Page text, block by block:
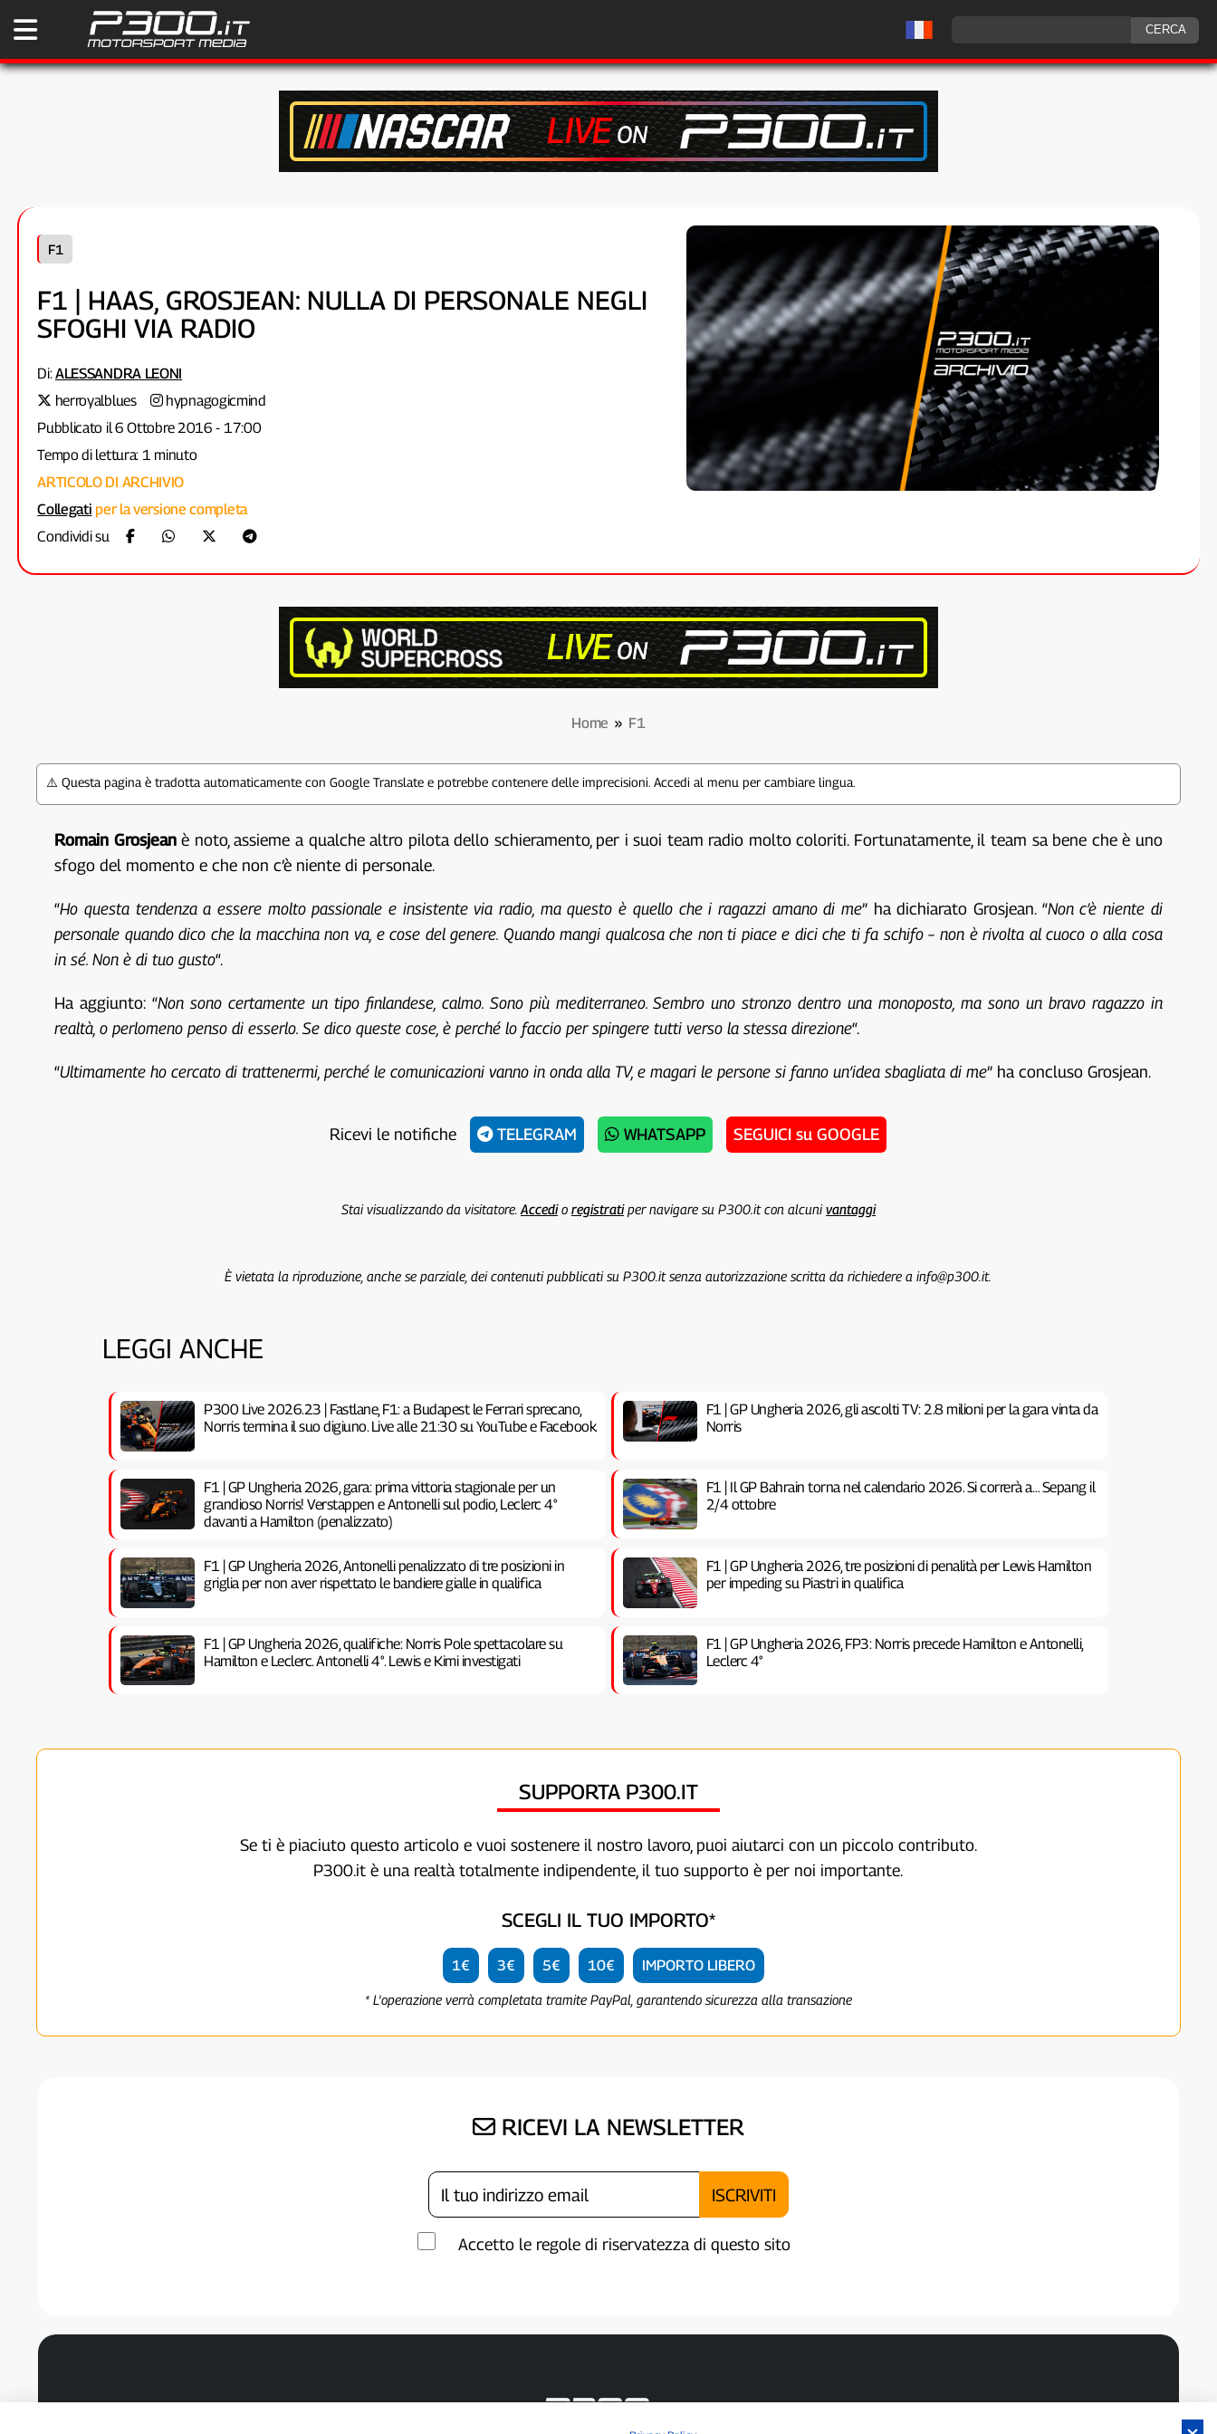
F1
F1 | HAAS, GROSJEAN: NULLA DI PERSONALE NEGLI
SFOGHI VIA RADIO
Di:ALESSANDRA LEONI
herroyalblues
hypnagogicmind
Pubblicato il 6 Ottobre 2016 - 17:00
Tempo di lettura: 1 minuto
ARTICOLO DI ARCHIVIO
Collegati per la versione completa
Condividi su
Home » F1
⚠️ Questa pagina è tradotta automaticamente con Google Translate e potrebbe contenere delle imprecisioni. Accedi al menu per cambiare lingua.
Romain Grosjeanè noto, assieme a qualche altro pilota dello schieramento, per i suoi team radio molto coloriti. Fortunatamente, il team sa bene che è uno
sfogo del momento e che non c’è niente di personale.
“Ho questa tendenza a essere molto passionale e insistente via radio, ma questo è quello che i ragazzi amano di me” ha dichiarato Grosjean. “Non c’è niente di
personale quando dico che la macchina non va, e cose del genere. Quando mangi qualcosa che non ti piace e dici che ti fa schifo – non è rivolta al cuoco o alla cosa
in sé. Non è di tuo gusto“.
Ha aggiunto: “Non sono certamente un tipo finlandese, calmo. Sono più mediterraneo. Sembro uno stronzo dentro una monoposto, ma sono un bravo ragazzo in
realtà, o perlomeno penso di esserlo. Se dico queste cose, è perché lo faccio per spingere tutti verso la stessa direzione“.
“Ultimamente ho cercato di trattenermi, perché le comunicazioni vanno in onda alla TV, e magari le persone si fanno un’idea sbagliata di me” ha concluso Grosjean.
Ricevi le notifiche TELEGRAM WHATSAPP SEGUICI su GOOGLE
Stai visualizzando da visitatore. Accedio registratiper navigare su P300.it con alcunivantaggi
È vietata la riproduzione, anche se parziale, dei contenuti pubblicati su P300.it senza autorizzazione scritta da richiedere a info@p300.it.
LEGGI ANCHE
P300 Live 2026.23 | Fastlane, F1: a Budapest le Ferrari sprecano,
Norris termina il suo digiuno. Live alle 21:30 su YouTube e Facebook
F1 | GP Ungheria 2026, gli ascolti TV: 2.8 milioni per la gara vinta da
Norris
F1 | GP Ungheria 2026, gara: prima vittoria stagionale per un
grandioso Norris! Verstappen e Antonelli sul podio, Leclerc 4°
davanti a Hamilton (penalizzato)
F1 | Il GP Bahrain torna nel calendario 2026. Si correrà a… Sepang il
2/4 ottobre
F1 | GP Ungheria 2026, Antonelli penalizzato di tre posizioni in
griglia per non aver rispettato le bandiere gialle in qualifica
F1 | GP Ungheria 2026, tre posizioni di penalità per Lewis Hamilton
per impeding su Piastri in qualifica
F1 | GP Ungheria 2026, qualifiche: Norris Pole spettacolare su
Hamilton e Leclerc. Antonelli 4°. Lewis e Kimi investigati
F1 | GP Ungheria 2026, FP3: Norris precede Hamilton e Antonelli,
Leclerc 4°
SUPPORTA P300.IT
Se ti è piaciuto questo articolo e vuoi sostenere il nostro lavoro, puoi aiutarci con un piccolo contributo.
P300.it è una realtà totalmente indipendente, il tuo supporto è per noi importante.
SCEGLI IL TUO IMPORTO*
1€ 3€ 5€ 10€ IMPORTO LIBERO
* L'operazione verrà completata tramite PayPal, garantendo sicurezza alla transazione
RICEVI LA NEWSLETTER
Accetto le regole di riservatezza di questo sito